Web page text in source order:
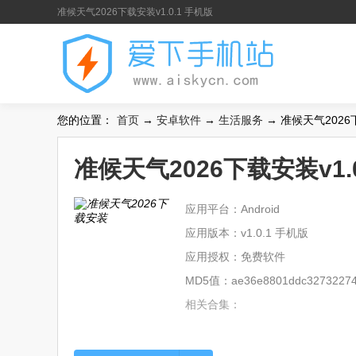
准候天气2026下载安装v1.0.1 手机版
您的位置： 首页 → 安卓软件 → 生活服务 → 准候天气2026
准候天气2026下载安装
应用平台：Android
应用版本：v1.0.1 手机版
应用授权：免费软件
MD5值：
相关合集：